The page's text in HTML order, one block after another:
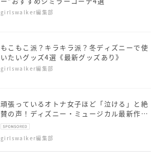
girlswalker編集部
もこもこ派？キラキラ派？冬ディズニーで使
いたいグッズ4選《最新グッズあり》
girlswalker編集部
頑張っているオトナ女子ほど「泣ける」と絶
賛の声！ディズニー・ミュージカル最新作
『ミラベルと魔法だらけの家』最速レビュー
girlswalker編集部